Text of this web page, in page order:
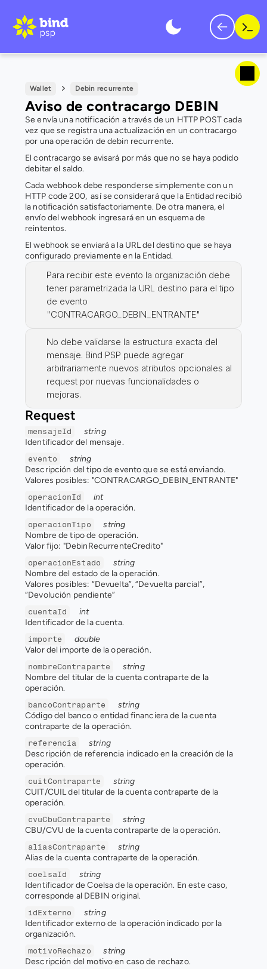
Wallet Debin recurrente
Aviso de contracargo DEBIN
Se envía una notificación a través de un HTTP POST cada
vez que se registra una actualización en un contracargo
por una operación de debin recurrente.
El contracargo se avisará por más que no se haya podido
debitar el saldo.
Cada webhook debe responderse simplemente con un
HTTP code 200,  así se considerará que la Entidad recibió
la notificación satisfactoriamente. De otra manera, el
envío del webhook ingresará en un esquema de
reintentos.
El webhook se enviará a la URL del destino que se haya
configurado previamente en la Entidad.
Para recibir este evento la organización debe
tener parametrizada la URL destino para el tipo
de evento
"CONTRACARGO_DEBIN_ENTRANTE"
No debe validarse la estructura exacta del
mensaje. Bind PSP puede agregar
arbitrariamente nuevos atributos opcionales al
request por nuevas funcionalidades o
mejoras.
Request
mensajeId
string
Identificador del mensaje.
evento
string
Descripción del tipo de evento que se está enviando.
Valores posibles: "CONTRACARGO_DEBIN_ENTRANTE"
operacionId
int
Identificador de la operación.
operacionTipo
string
Nombre de tipo de operación.
Valor fijo: "DebinRecurrenteCredito"
operacionEstado
string
Nombre del estado de la operación.
Valores posibles: “Devuelta”, “Devuelta parcial”,
“Devolución pendiente”
cuentaId
int
Identificador de la cuenta.
importe
double
Valor del importe de la operación.
nombreContraparte
string
Nombre del titular de la cuenta contraparte de la
operación.
bancoContraparte
string
Código del banco o entidad financiera de la cuenta
contraparte de la operación.
referencia
string
Descripción de referencia indicado en la creación de la
operación.
cuitContraparte
string
CUIT/CUIL del titular de la cuenta contraparte de la
operación.
cvuCbuContraparte
string
CBU/CVU de la cuenta contraparte de la operación.
aliasContraparte
string
Alias de la cuenta contraparte de la operación.
coelsaId
string
Identificador de Coelsa de la operación. En este caso,
corresponde al DEBIN original.
idExterno
string
Identificador externo de la operación indicado por la
organización.
motivoRechazo
string
Descripción del motivo en caso de rechazo.